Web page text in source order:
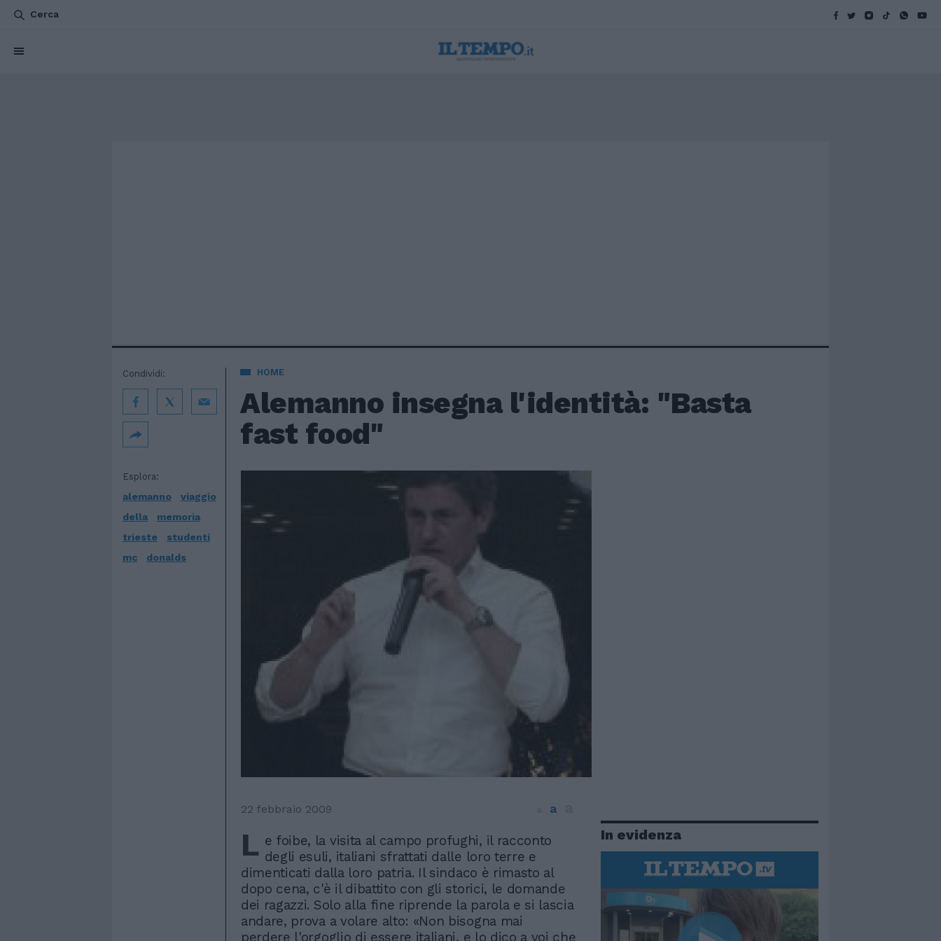
Cerca
HOME
Alemanno insegna l'identità: "Basta
fast food"
Esplora:
alemanno
viaggio
della
memoria
trieste
studenti
mc
donalds
Condividi:
22 febbraio 2009 a
L e foibe, la visita al campo profughi, il racconto
degli esuli, italiani sfrattati dalle loro terre e
dimenticati dalla loro patria. Il sindaco è rimasto al
dopo cena, c'è il dibattito con gli storici, le domande
dei ragazzi. Solo alla fine riprende la parola e si lascia
andare, prova a volare alto: «Non bisogna mai
perdere l'orgoglio di essere italiani, e lo dico a voi che
In evidenza